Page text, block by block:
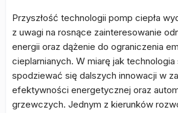
Przyszłość technologii pomp ciepła
z uwagi na rosnące zainteresowanie
energii oraz dążenie do ograniczenia
cieplarnianych. W miarę jak
spodziewać się dalszych innowacji w
efektywności energetycznej oraz
grzewczych. Jednym z kierunków